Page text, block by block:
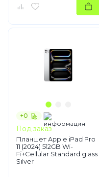
+0
Под заказ
Планшет Apple iPad Pro
11 (2024) 512GB Wi-
Fi+Cellular Standard glass
Silver